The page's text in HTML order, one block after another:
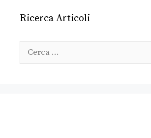
Ricerca Articoli